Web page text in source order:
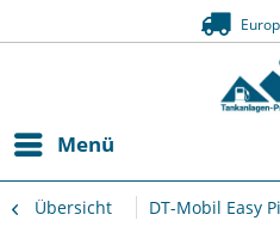
Menü
Übersicht DT-Mobil Easy